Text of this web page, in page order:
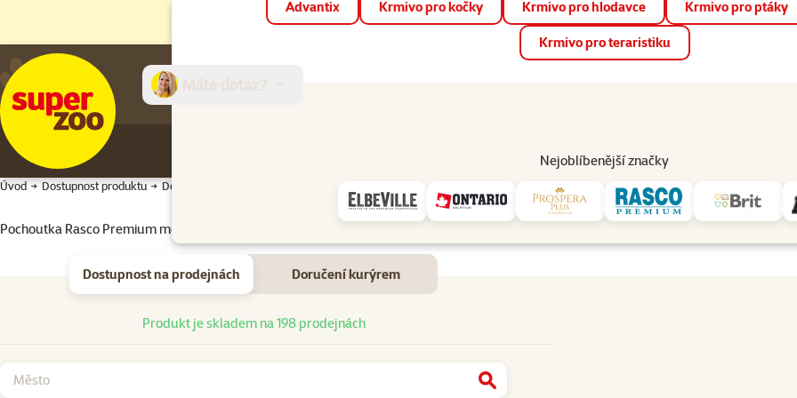
📱 Stáhněte si novou aplikaci Super zoo.Více informací
Advantix Krmivo pro kočky Krmivo pro hlodavce Krmivo pro ptáky
Krmivo pro teraristiku
Nejoblíbenější značky
Prodejny Služby
Úvod Dostupnost produktu Dostupnost produktu
Dostupnost a doručení
Pochoutka Rasco Premium mouční červi a extra rýže 500g
Dostupnost na prodejnách Doručení kurýrem
Dostupnost na prodejnáchProdukt je skladem na 198 prodejnách
Najít